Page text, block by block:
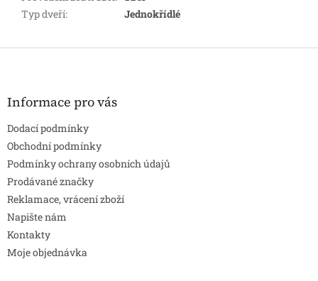
Typ dveří: Jednokřídlé
Z
Informace pro vás
Dodací podmínky
Obchodní podmínky
Podmínky ochrany osobních údajů
Prodávané značky
Reklamace, vrácení zboží
Napište nám
Kontakty
Moje objednávka